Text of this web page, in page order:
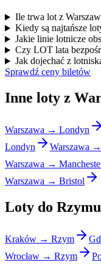
Ile trwa lot z
Kiedy są najtańsze
Jakie linie lotnicze
Czy LOT lata
Jak dojechać z
Sprawdź ceny biletów
Inne loty z
Warszawa → Londyn
Londyn
Warszawa
Warszawa →
Warszawa → Bristol
Loty do
Kraków → Rzym
Wrocław → Rzym